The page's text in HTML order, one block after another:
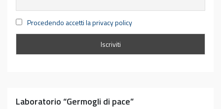
Procedendo accetti la privacy policy
Laboratorio “Germogli di pace”